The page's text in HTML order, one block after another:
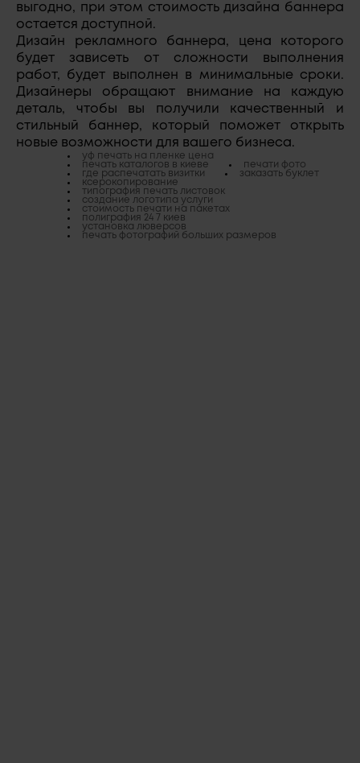
выгодно, при этом стоимость дизайна баннера
остается доступной.
Дизайн рекламного баннера, цена которого
будет зависеть от сложности выполнения
работ, будет выполнен в минимальные сроки.
Дизайнеры обращают внимание на каждую
деталь, чтобы вы получили качественный и
стильный баннер, который поможет открыть
новые возможности для вашего бизнеса.
уф печать на пленке цена
печать каталогов в киеве
печати фото
где распечатать визитки
заказать буклет
ксерокопирование
типография печать листовок
создание логотипа услуги
стоимость печати на пакетах
полиграфия 24 7 киев
установка люверсов
печать фотографий больших размеров